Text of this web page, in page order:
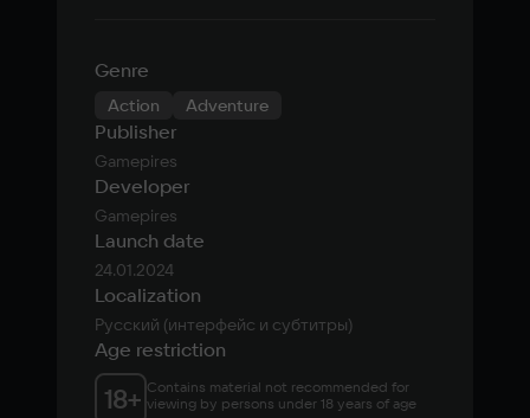
Genre
Action Adventure
Publisher
Gamepires
Developer
Gamepires
Launch date
24.01.2024
Localization
Русский (интерфейс и субтитры)
Age restriction
18+ Contains material not recommended for
viewing by persons under 18 years of age